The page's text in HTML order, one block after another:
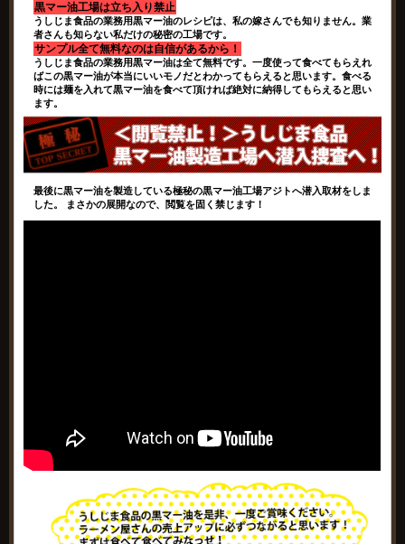
黒マー油工場は立ち入り禁止
うしじま食品の業務用黒マー油のレシピは、私の嫁さんでも知りません。業
者さんも知らない私だけの秘密の工場です。
サンプル全て無料なのは自信があるから！
うしじま食品の業務用黒マー油は全て無料です。一度使って食べてもらえれ
ばこの黒マー油が本当にいいモノだとわかってもらえると思います。食べる
時には麺を入れて黒マー油を食べて頂ければ絶対に納得してもらえると思い
ます。
最後に黒マー油を製造している極秘の黒マー油工場アジトへ潜入取材をしま
した。 まさかの展開なので、閲覧を固く禁じます！